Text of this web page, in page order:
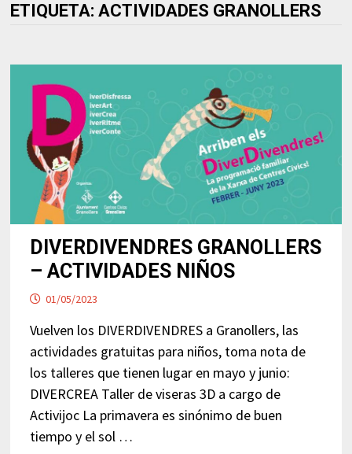
ETIQUETA: ACTIVIDADES GRANOLLERS
DIVERDIVENDRES GRANOLLERS
– ACTIVIDADES NIÑOS
01/05/2023
Vuelven los DIVERDIVENDRES a Granollers, las
actividades gratuitas para niños, toma nota de
los talleres que tienen lugar en mayo y junio:
DIVERCREA Taller de viseras 3D a cargo de
Activijoc La primavera es sinónimo de buen
tiempo y el sol …